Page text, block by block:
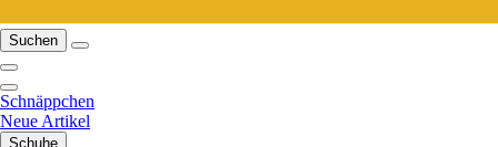
Suchen
Schnäppchen
Neue Artikel
Schuhe